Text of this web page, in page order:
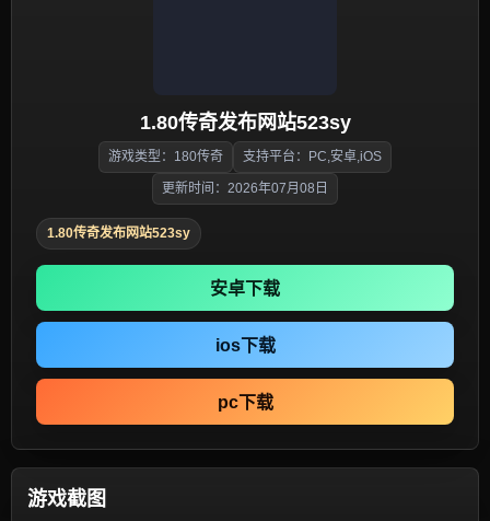
1.80传奇发布网站523sy
游戏类型：180传奇 支持平台：PC,安卓,iOS
更新时间：2026年07月08日
1.80传奇发布网站523sy
安卓下载
ios下载
pc下载
游戏截图